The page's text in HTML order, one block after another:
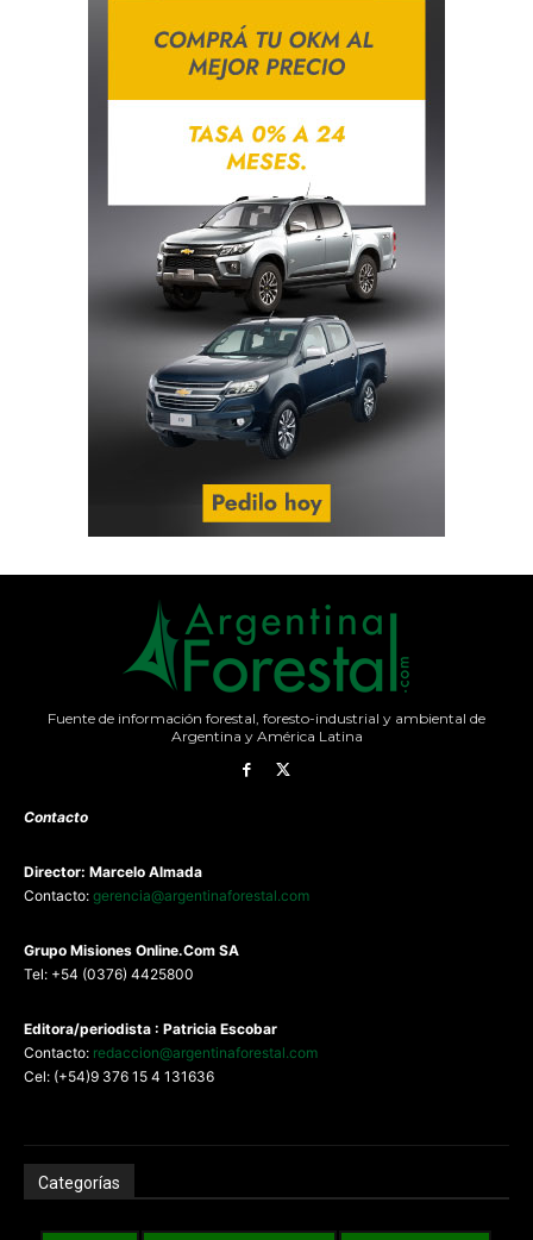
Fuente de información forestal, foresto-industrial y ambiental de
Argentina y América Latina
Contacto
Director: Marcelo Almada
Contacto: gerencia@argentinaforestal.com
Grupo Misiones Online.Com SA
Tel: +54 (0376) 4425800
Editora/periodista : Patricia Escobar
Contacto: redaccion@argentinaforestal.com
Cel: (+54)9 376 15 4 131636
Categorías